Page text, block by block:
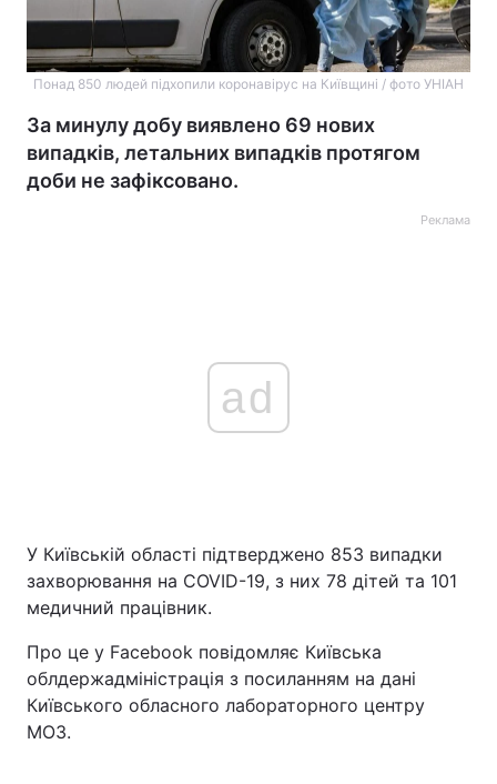
Понад 850 людей підхопили коронавірус на Київщині / фото УНІАН
За минулу добу виявлено 69 нових
випадків, летальних випадків протягом
доби не зафіксовано.
Реклама
ad
У Київській області підтверджено 853 випадки
захворювання на COVID-19, з них 78 дітей та 101
медичний працівник.
Про це у Facebook повідомляє Київська
облдержадміністрація з посиланням на дані
Київського обласного лабораторного центру
МОЗ.